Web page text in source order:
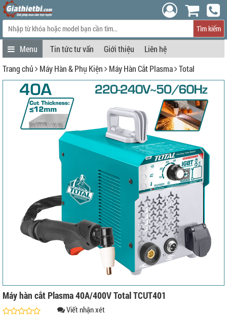
Tìm kiếm
Tin tức tư vấn Giới thiệu
Liên hệ
Trang chủ
Máy Hàn & Phụ Kiện Máy Hàn Cắt Plasma Total
Máy hàn cắt Plasma 40A/400V Total TCUT401
Viết nhận xét